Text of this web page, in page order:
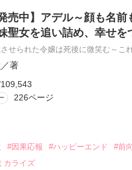
売中】アデル～顔も名
聖女を追い詰め、幸せを
せられた令嬢は死後に微笑む～こ
／著
226ページ
#因果応報 #ハッピーエンド #前
カライズ